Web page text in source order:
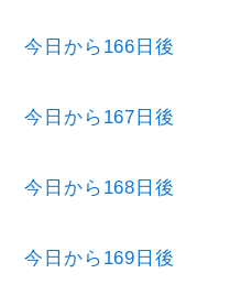
今日から166日後
今日から167日後
今日から168日後
今日から169日後